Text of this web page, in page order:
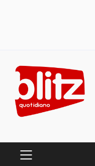
content
PRIMARY